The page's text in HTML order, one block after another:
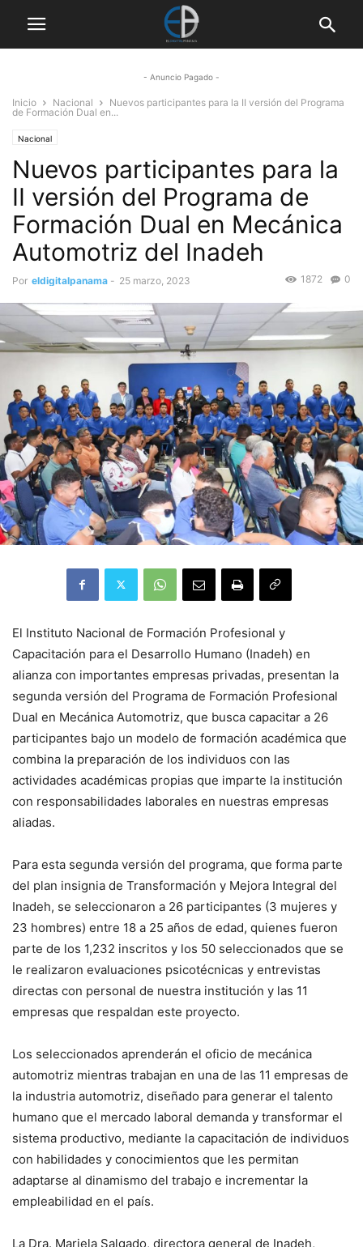
- Anuncio Pagado -
Inicio Nacional
Nuevos participantes para la II versión del Programa
de Formación Dual en...
Nacional
Nuevos participantes para la
II versión del Programa de
Formación Dual en Mecánica
Automotriz del Inadeh
Por eldigitalpanama - 25 marzo, 2023 0
1872
El Instituto Nacional de Formación Profesional y
Capacitación para el Desarrollo Humano (Inadeh) en
alianza con importantes empresas privadas, presentan la
segunda versión del Programa de Formación Profesional
Dual en Mecánica Automotriz, que busca capacitar a 26
participantes bajo un modelo de formación académica que
combina la preparación de los individuos con las
actividades académicas propias que imparte la institución
con responsabilidades laborales en nuestras empresas
aliadas.
Para esta segunda versión del programa, que forma parte
del plan insignia de Transformación y Mejora Integral del
Inadeh, se seleccionaron a 26 participantes (3 mujeres y
23 hombres) entre 18 a 25 años de edad, quienes fueron
parte de los 1,232 inscritos y los 50 seleccionados que se
le realizaron evaluaciones psicotécnicas y entrevistas
directas con personal de nuestra institución y las 11
empresas que respaldan este proyecto.
Los seleccionados aprenderán el oficio de mecánica
automotriz mientras trabajan en una de las 11 empresas de
la industria automotriz, diseñado para generar el talento
humano que el mercado laboral demanda y transformar el
sistema productivo, mediante la capacitación de individuos
con habilidades y conocimientos que les permitan
adaptarse al dinamismo del trabajo e incrementar la
empleabilidad en el país.
La Dra. Mariela Salgado, directora general de Inadeh,